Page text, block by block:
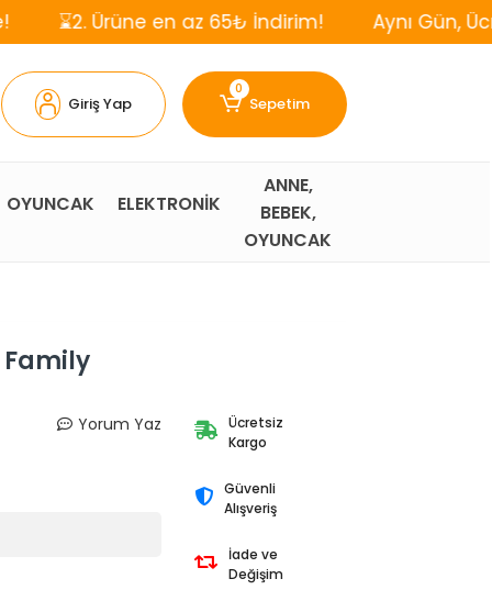
Ürüne en az 65₺ İndirim! Aynı Gün, Ücretsiz
Giriş Yap
0
Sepetim
OYUNCAK ELEKTRONİK
ANNE,
BEBEK,
OYUNCAK
Family
Yorum Yaz
Ücretsiz
Kargo
Güvenli
Alışveriş
İade ve
Değişim